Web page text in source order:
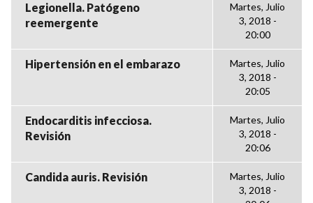
Legionella. Patógeno
reemergente
Martes, Julio
3, 2018 -
20:00
Hipertensión en el embarazo
Martes, Julio
3, 2018 -
20:05
Endocarditis infecciosa.
Revisión
Martes, Julio
3, 2018 -
20:06
Candida auris. Revisión
Martes, Julio
3, 2018 -